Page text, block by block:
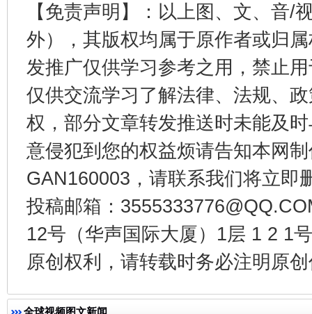
【免责声明】：以上图、文、音/
外），其版权均属于原作者或归
发推广仅供学习参考之用，禁止
仅供交流学习了解法律、法规、
权，部分文章转发推送时未能及
意侵犯到您的权益烦请告知本网
GAN160003，请联系我们将立即
投稿邮箱：
12号（华声国际大厦）1层 1 2 1
原创权利，请转载时务必注明原
全球视频图文新闻
东山县通报“牛蛙产品抗生素超标问题” 法
千年窑火 生生不息